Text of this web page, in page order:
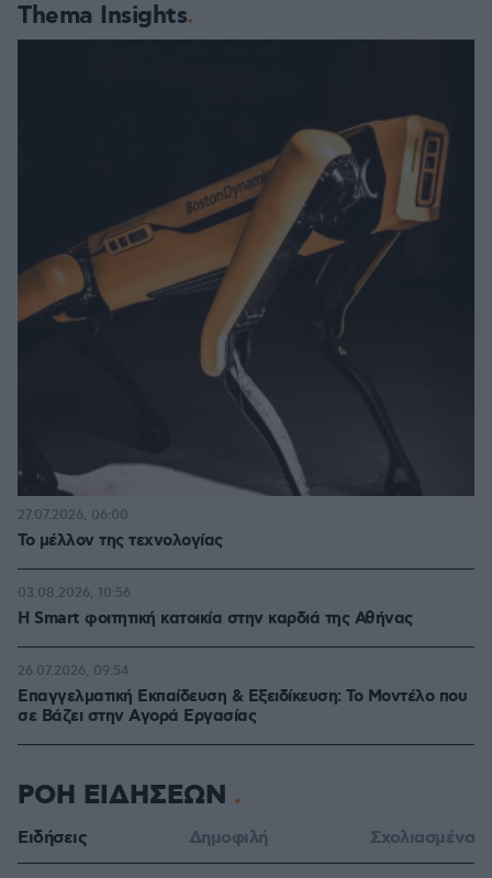
Thema Insights
Το μέλλον της τεχνολογίας
27.07.2026, 06:00
Η Smart φοιτητική κατοικία στην καρδιά της Αθήνας
03.08.2026, 10:56
Επαγγελματική Εκπαίδευση & Εξειδίκευση: Το Mοντέλο που
σε Bάζει στην Aγορά Eργασίας
26.07.2026, 09:54
ΡΟΗ ΕΙΔΗΣΕΩΝ
Ειδήσεις Δημοφιλή Σχολιασμένα